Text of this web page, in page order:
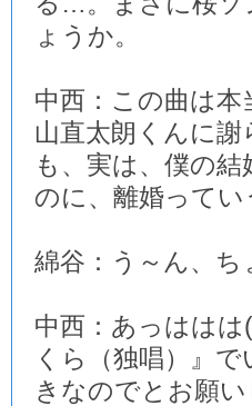
ょうか。
中西：この曲は
山直太朗くんに
も、実は、僕の
のに、離婚ってい
綿谷：う～ん、
中西：あっはは
くら（独唱）』
きなのでとお願